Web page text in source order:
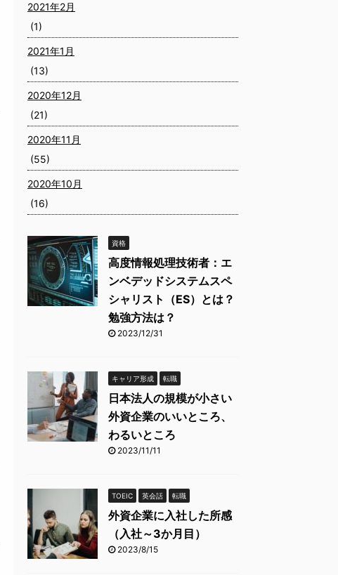
2021年2月
(1)
2021年1月
(13)
2020年12月
(21)
2020年11月
(55)
2020年10月
(16)
資格
高度情報処理技術者：エ
ンベデッドシステムスペ
シャリスト（ES）とは？
勉強方法は？
2023/12/31
キャリア形成 転職
日本法人の規模が小さい
外資企業のいいところ、
わるいところ
2023/11/11
TOEIC 英会話 転職
外資企業に入社した所感
（入社～3か月目）
2023/8/15